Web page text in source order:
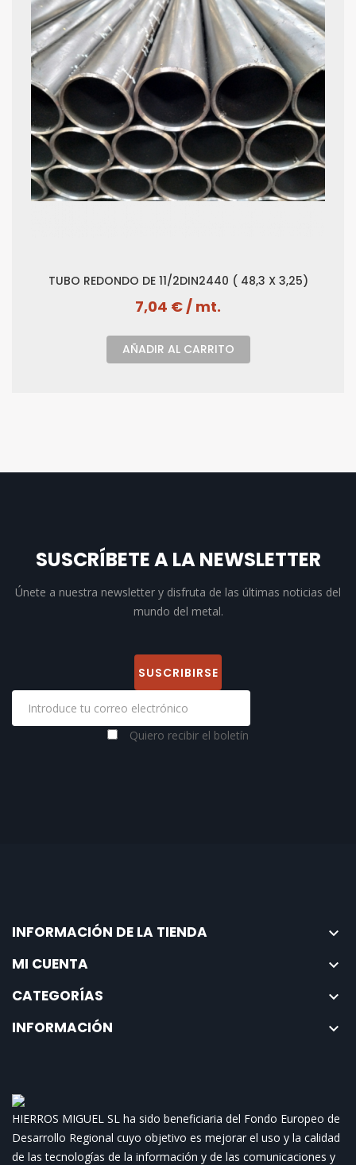
TUBO REDONDO DE 11/2DIN2440 ( 48,3 X 3,25)
7,04 € / mt.
AÑADIR AL CARRITO
SUSCRÍBETE A LA NEWSLETTER
Únete a nuestra newsletter y disfruta de las últimas noticias del
mundo del metal.
Quiero recibir el boletín
INFORMACIÓN DE LA TIENDA

MI CUENTA

CATEGORÍAS

INFORMACIÓN

HIERROS MIGUEL SL ha sido beneficiaria del Fondo Europeo de
Desarrollo Regional cuyo objetivo es mejorar el uso y la calidad
de las tecnologías de la información y de las comunicaciones y